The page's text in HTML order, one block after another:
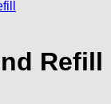
Refill